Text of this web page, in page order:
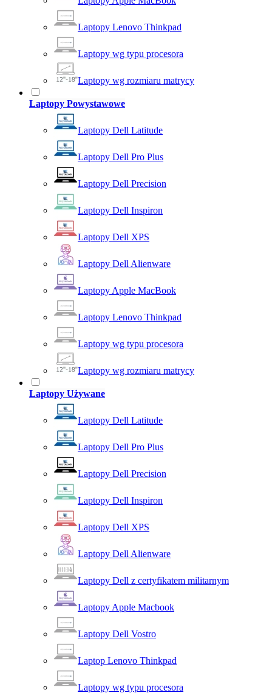
Laptopy Lenovo Thinkpad
Laptopy wg typu procesora
Laptopy wg rozmiaru matrycy
Laptopy Powystawowe
Laptopy Dell Latitude
Laptopy Dell Pro Plus
Laptopy Dell Precision
Laptopy Dell Inspiron
Laptopy Dell XPS
Laptopy Dell Alienware
Laptopy Apple MacBook
Laptopy Lenovo Thinkpad
Laptopy wg typu procesora
Laptopy wg rozmiaru matrycy
Laptopy Używane
Laptopy Dell Latitude
Laptopy Dell Pro Plus
Laptopy Dell Precision
Laptopy Dell Inspiron
Laptopy Dell XPS
Laptopy Dell Alienware
Laptopy Dell z certyfikatem militarnym
Laptopy Apple Macbook
Laptopy Dell Vostro
Laptop Lenovo Thinkpad
Laptopy wg typu procesora